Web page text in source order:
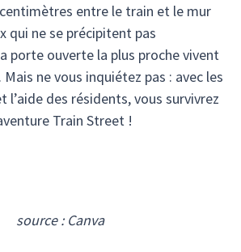
entre le train et le mur
qui ne se précipitent pas
porte ouverte la plus proche vivent
ne vous inquiétez pas : avec les
l’aide des résidents, vous survivrez
Train Street !
source : Canva